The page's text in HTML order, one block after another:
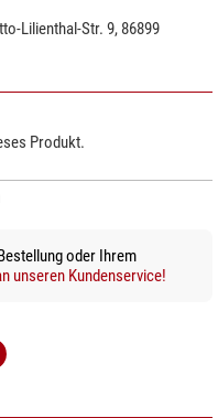
Für macOS gibt es
Store erhältlich ist. Diese
präzisen Ausrichtung der
dieser App zusätzlich das
für macOS
über die notwendigen
effektiv mit Ihrem
Lilienthal-Str. 9, 86899
Produkt.
oder Ihrem
unseren Kundenservice!